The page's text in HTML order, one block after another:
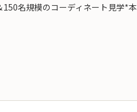
150名規模のコーディネート見学*本